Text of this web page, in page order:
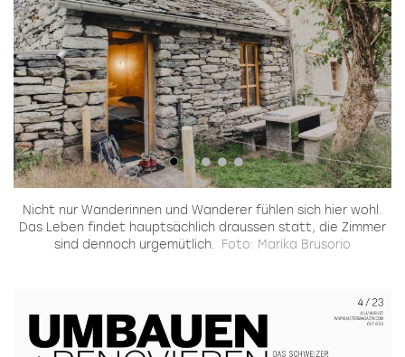
Nicht nur Wanderinnen und Wanderer fühlen sich hier wohl.
Das Leben findet hauptsächlich draussen statt, die Zimmer
sind dennoch urgemütlich.
Foto: Marika Brusorio